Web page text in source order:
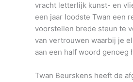
vracht letterlijk kunst- en
een jaar loodste Twan een
voorstellen brede steun te
van vertrouwen waarbij je
aan een half woord genoeg
Twan Beurskens heeft de